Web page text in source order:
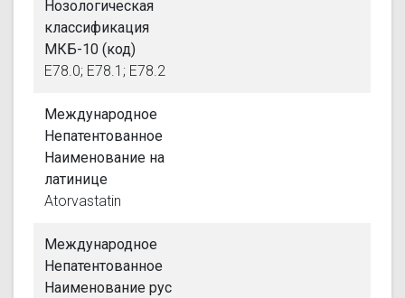
Нозологическая
классификация
МКБ-10 (код)
E78.0; E78.1; E78.2
Международное
Непатентованное
Наименование на
латинице
Atorvastatin
Международное
Непатентованное
Наименование рус